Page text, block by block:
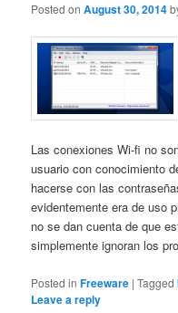
Posted onAugust 30, 2014
Las conexiones Wi-fi no
usuario con conocimiento
hacerse con las
evidentemente era de uso
no se dan cuenta de que
simplemente ignoran los
Posted in Freeware |Tagged
Leave a reply